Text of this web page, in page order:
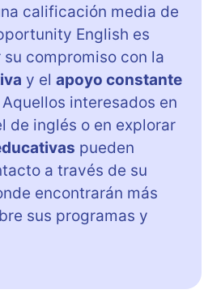
calificación media de
English es
compromiso con la
y el apoyo constante
interesados en
de inglés o en explorar
pueden
a través de su
encontrarán más
sus programas y